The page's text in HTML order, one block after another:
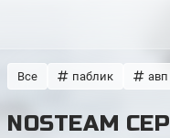
Все паблик авп
NOSTEAM